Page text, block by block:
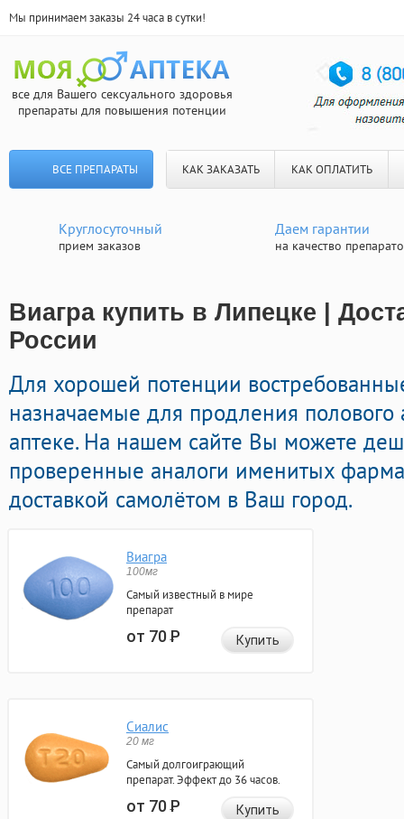
Мы принимаем заказы 24 часа в сутки!
все для Вашего сексуального здоровья
препараты для повышения потенции
ВСЕ ПРЕПАРАТЫ КАК ЗАКАЗАТЬ КАК ОПЛАТИТЬ
Круглосуточный
прием заказов
Даем гарантии
на качество
Виагра купить в Липецке |
России
Для хорошей потенции
назначаемые для продления полового
аптеке. На нашем сайте Вы можете
проверенные аналоги именитых
доставкой самолётом в Ваш город.
Виагра
100мг
Самый известный в мире
препарат
от 70Р Купить
Сиалис
20 мг
Самый долгоиграющий
препарат. Эффект до 36 часов.
от 70Р Купить